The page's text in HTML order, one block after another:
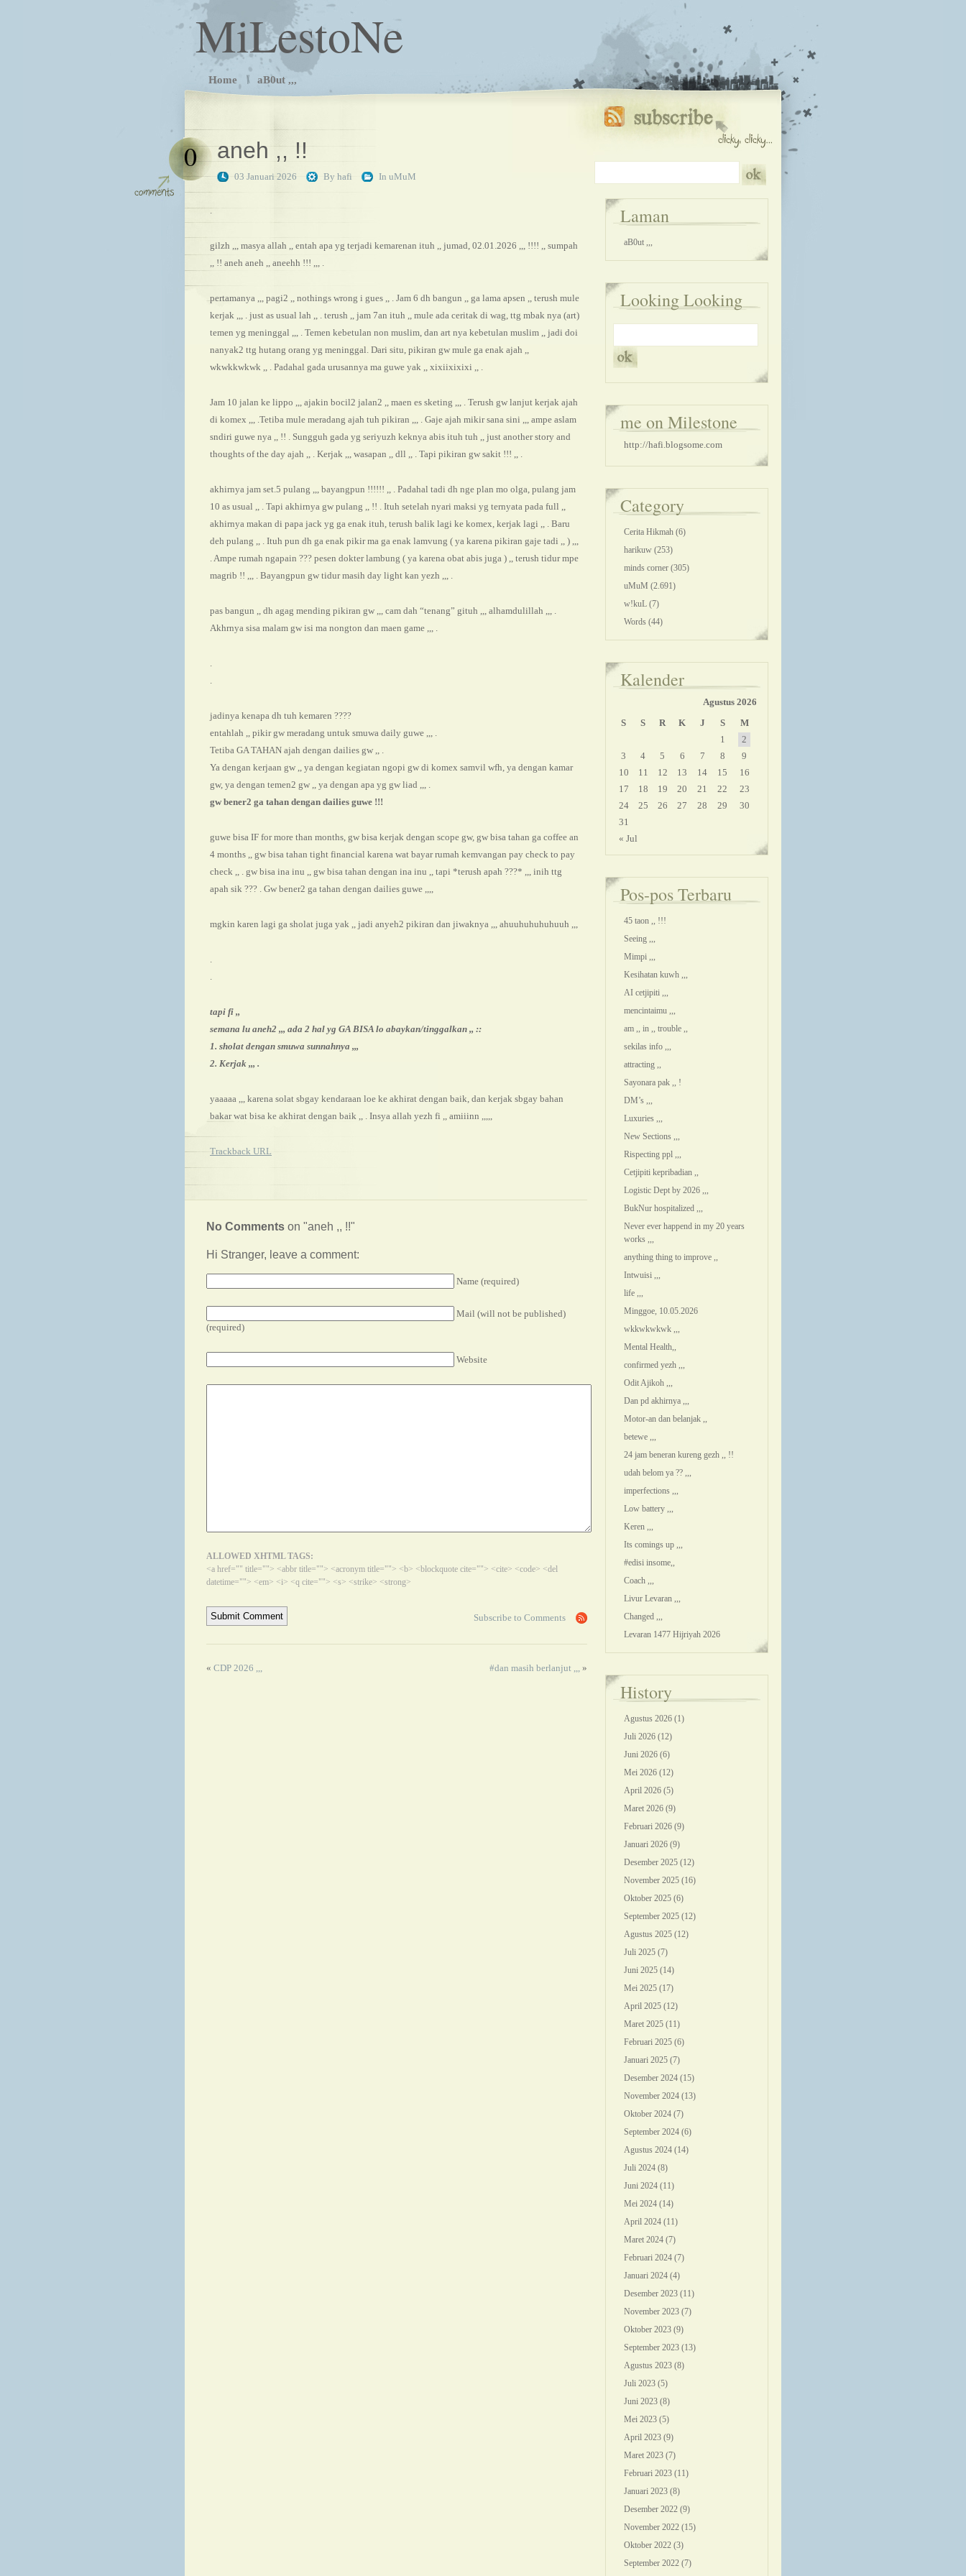
MiLestoNe
Home aB0ut ,,,
aneh ,, !!
03 Januari 2026 By hafi
0
In uMuM
.
gilzh ,,, masya allah ,, entah apa yg terjadi kemarenan ituh ,, jumad, 02.01.2026 ,,, !!!! ,, sumpah
,, !! aneh aneh ,, aneehh !!! ,,, .
pertamanya ,,, pagi2 ,, nothings wrong i gues ,, . Jam 6 dh bangun ,, ga lama apsen ,, terush mule
kerjak ,,, . just as usual lah ,, . terush ,, jam 7an ituh ,, mule ada ceritak di wag, ttg mbak nya (art)
temen yg meninggal ,,, . Temen kebetulan non muslim, dan art nya kebetulan muslim ,, jadi doi
nanyak2 ttg hutang orang yg meninggal. Dari situ, pikiran gw mule ga enak ajah ,,
wkwkkwkwk ,, . Padahal gada urusannya ma guwe yak ,, xixiixixixi ,, .
Jam 10 jalan ke lippo ,,, ajakin bocil2 jalan2 ,, maen es sketing ,,, . Terush gw lanjut kerjak ajah
di komex ,,, .Tetiba mule meradang ajah tuh pikiran ,,, . Gaje ajah mikir sana sini ,,, ampe aslam
sndiri guwe nya ,, !! . Sungguh gada yg seriyuzh keknya abis ituh tuh ,, just another story and
thoughts of the day ajah ,, . Kerjak ,,, wasapan ,, dll ,, . Tapi pikiran gw sakit !!! ,, .
akhirnya jam set.5 pulang ,,, bayangpun !!!!!! ,, . Padahal tadi dh nge plan mo olga, pulang jam
10 as usual ,, . Tapi akhirnya gw pulang ,, !! . Ituh setelah nyari maksi yg ternyata pada full ,,
akhirnya makan di papa jack yg ga enak ituh, terush balik lagi ke komex, kerjak lagi ,, . Baru
deh pulang ,, . Ituh pun dh ga enak pikir ma ga enak lamvung ( ya karena pikiran gaje tadi ,, ) ,,,
. Ampe rumah ngapain ??? pesen dokter lambung ( ya karena obat abis juga ) ,, terush tidur mpe
magrib !! ,,, . Bayangpun gw tidur masih day light kan yezh ,,, .
pas bangun ,, dh agag mending pikiran gw ,,, cam dah “tenang” gituh ,,, alhamdulillah ,,, .
Akhrnya sisa malam gw isi ma nongton dan maen game ,,, .
.
.
jadinya kenapa dh tuh kemaren ????
entahlah ,, pikir gw meradang untuk smuwa daily guwe ,,, .
Tetiba GA TAHAN ajah dengan dailies gw ,, .
Ya dengan kerjaan gw ,, ya dengan kegiatan ngopi gw di komex samvil wfh, ya dengan kamar
gw, ya dengan temen2 gw ,, ya dengan apa yg gw liad ,,, .
gw bener2 ga tahan dengan dailies guwe !!!
guwe bisa IF for more than months, gw bisa kerjak dengan scope gw, gw bisa tahan ga coffee an
4 months ,, gw bisa tahan tight financial karena wat bayar rumah kemvangan pay check to pay
check ,, . gw bisa ina inu ,, gw bisa tahan dengan ina inu ,, tapi *terush apah ???* ,,, inih ttg
apah sik ??? . Gw bener2 ga tahan dengan dailies guwe ,,,,
mgkin karen lagi ga sholat juga yak ,, jadi anyeh2 pikiran dan jiwaknya ,,, ahuuhuhuhuhuuh ,,,
.
.
tapi fi ,,
semana lu aneh2 ,,, ada 2 hal yg GA BISA lo abaykan/tinggalkan ,, ::
1. sholat dengan smuwa sunnahnya ,,,
2. Kerjak ,,, .
yaaaaa ,,, karena solat sbgay kendaraan loe ke akhirat dengan baik, dan kerjak sbgay bahan
bakar wat bisa ke akhirat dengan baik ,, . Insya allah yezh fi ,, amiiinn ,,,,,
Trackback URL
No Comments on "aneh ,, !!"
Hi Stranger, leave a comment:
Name (required)
Mail (will not be published)
(required)
Website
ALLOWED XHTML TAGS:
<a href="" title=""> <abbr title=""> <acronym title=""> <b> <blockquote cite=""> <cite> <code> <del
datetime=""> <em> <i> <q cite=""> <s> <strike> <strong>
Subscribe to Comments
« CDP 2026 ,,, #dan masih berlanjut ,,, »
Laman
aB0ut ,,,
Looking Looking
me on Milestone
http://hafi.blogsome.com
Category
Cerita Hikmah (6)
harikuw (253)
minds corner (305)
uMuM (2.691)
w!kuL (7)
Words (44)
Kalender
Agustus 2026
S S R K J S M
« Jul
1
2
3
4 5 6 7 8
9
10
11 12 13 14 15
16
17
18 19 20 21 22
23
24
25 26 27 28 29
30
31
Pos-pos Terbaru
45 taon ,, !!!
Seeing ,,,
Mimpi ,,,
Kesihatan kuwh ,,,
AI cetjipiti ,,,
mencintaimu ,,,
am ,, in ,, trouble ,,
sekilas info ,,,
attracting ,,
Sayonara pak ,, !
DM’s ,,,
Luxuries ,,,
New Sections ,,,
Rispecting ppl ,,,
Cetjipiti kepribadian ,,
Logistic Dept by 2026 ,,,
BukNur hospitalized ,,,
Never ever happend in my 20 years
works ,,,
anything thing to improve ,,
Intwuisi ,,,
life ,,,
Minggoe, 10.05.2026
wkkwkwkwk ,,,
Mental Health,,
confirmed yezh ,,,
Odit Ajikoh ,,,
Dan pd akhirnya ,,,
Motor-an dan belanjak ,,
betewe ,,,
24 jam beneran kureng gezh ,, !!
udah belom ya ?? ,,,
imperfections ,,,
Low battery ,,,
Keren ,,,
Its comings up ,,,
#edisi insome,,
Coach ,,,
Livur Levaran ,,,
Changed ,,,
Levaran 1477 Hijriyah 2026
History
Agustus 2026 (1)
Juli 2026 (12)
Juni 2026 (6)
Mei 2026 (12)
April 2026 (5)
Maret 2026 (9)
Februari 2026 (9)
Januari 2026 (9)
Desember 2025 (12)
November 2025 (16)
Oktober 2025 (6)
September 2025 (12)
Agustus 2025 (12)
Juli 2025 (7)
Juni 2025 (14)
Mei 2025 (17)
April 2025 (12)
Maret 2025 (11)
Februari 2025 (6)
Januari 2025 (7)
Desember 2024 (15)
November 2024 (13)
Oktober 2024 (7)
September 2024 (6)
Agustus 2024 (14)
Juli 2024 (8)
Juni 2024 (11)
Mei 2024 (14)
April 2024 (11)
Maret 2024 (7)
Februari 2024 (7)
Januari 2024 (4)
Desember 2023 (11)
November 2023 (7)
Oktober 2023 (9)
September 2023 (13)
Agustus 2023 (8)
Juli 2023 (5)
Juni 2023 (8)
Mei 2023 (5)
April 2023 (9)
Maret 2023 (7)
Februari 2023 (11)
Januari 2023 (8)
Desember 2022 (9)
November 2022 (15)
Oktober 2022 (3)
September 2022 (7)